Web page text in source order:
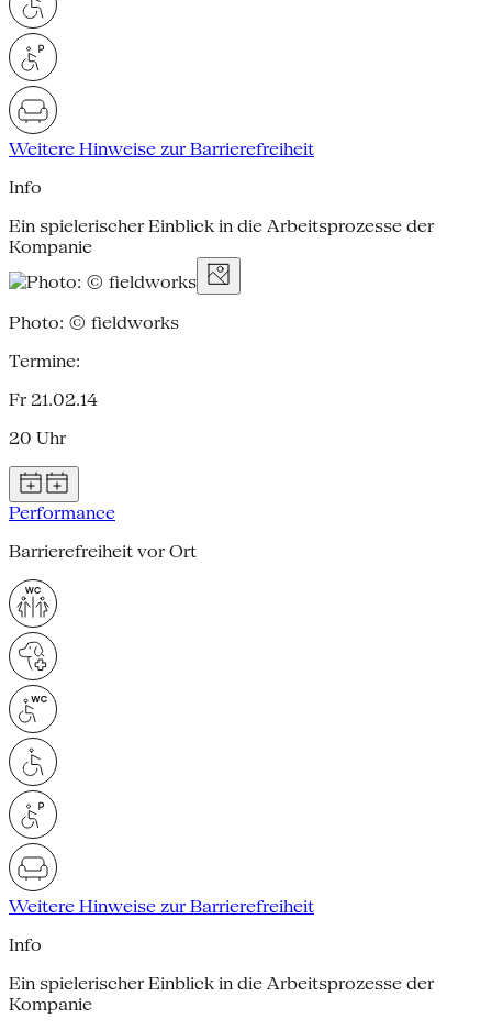
Weitere Hinweise zur Barrierefreiheit
Info
Ein spielerischer Einblick in die Arbeitsprozesse der
Kompanie
Photo: © fieldworks
Termine:
Fr 21.02.14
20 Uhr
Performance
Barrierefreiheit vor Ort
Weitere Hinweise zur Barrierefreiheit
Info
Ein spielerischer Einblick in die Arbeitsprozesse der
Kompanie